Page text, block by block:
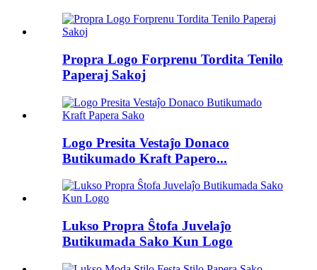
Propra Logo Forprenu Tordita Tenilo
Paperaj Sakoj
Logo Presita Vestaĵo Donaco
Butikumado Kraft Papero...
Lukso Propra Ŝtofa Juvelaĵo
Butikumada Sako Kun Logo